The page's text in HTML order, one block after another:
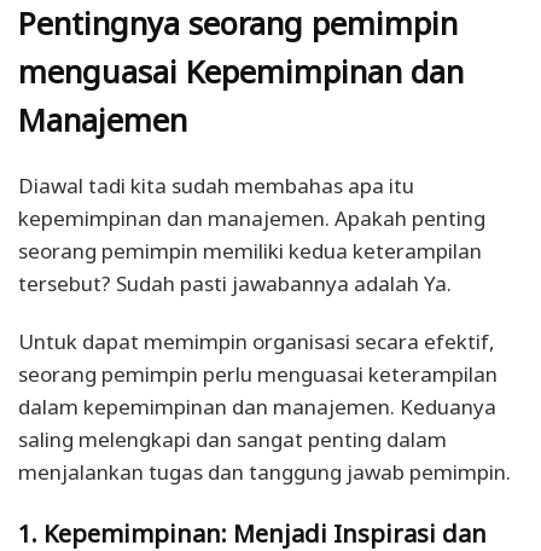
Pentingnya seorang pemimpin
menguasai Kepemimpinan dan
Manajemen
Diawal tadi kita sudah membahas apa itu
kepemimpinan dan manajemen. Apakah penting
seorang pemimpin memiliki kedua keterampilan
tersebut? Sudah pasti jawabannya adalah Ya.
Untuk dapat memimpin organisasi secara efektif,
seorang pemimpin perlu menguasai keterampilan
dalam kepemimpinan dan manajemen. Keduanya
saling melengkapi dan sangat penting dalam
menjalankan tugas dan tanggung jawab pemimpin.
1. Kepemimpinan: Menjadi Inspirasi dan